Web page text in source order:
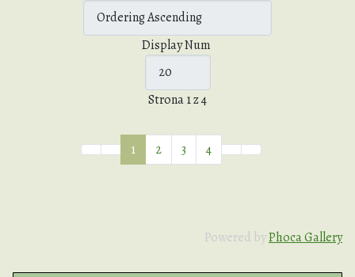
Display Num
Strona 1 z 4
1 2 3 4
Powered byPhoca Gallery